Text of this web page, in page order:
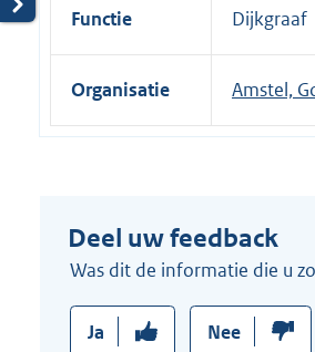
Functie Dijkgraaf
Organisatie Amstel,
Deel uw feedback
Was dit de informatie die u
Ja Nee